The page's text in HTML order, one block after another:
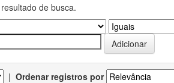
de busca.
| Ordenar registros por